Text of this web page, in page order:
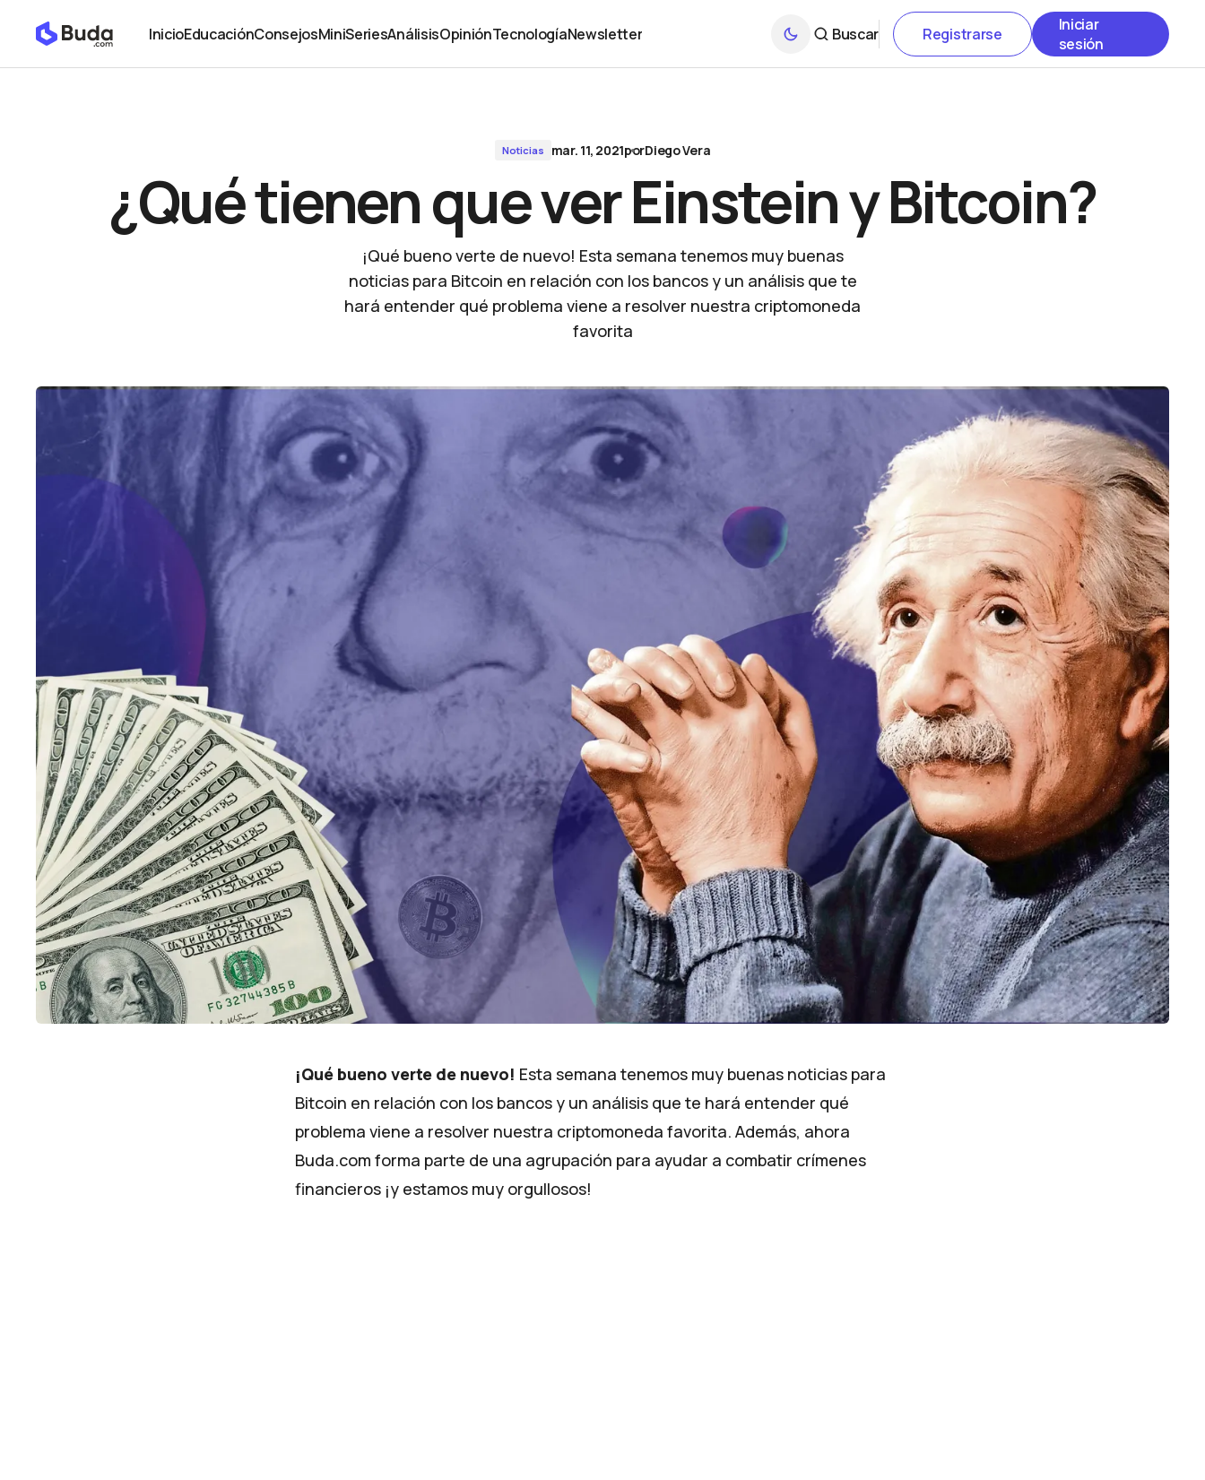
InicioEducaciónConsejosMiniSeriesAnálisisOpiniónTecnologíaNewsletter
Buscar Registrarse
Iniciar
sesión
Noticias ¿Qué tienen que ver Einstein y Bitcoin?
Noticias mar. 11, 2021porDiego Vera
¿Qué tienen que ver Einstein y Bitcoin?
¡Qué bueno verte de nuevo! Esta semana tenemos muy buenas
noticias para Bitcoin en relación con los bancos y un análisis que te
hará entender qué problema viene a resolver nuestra criptomoneda
favorita
¡Qué bueno verte de nuevo! Esta semana tenemos muy buenas noticias para
Bitcoin en relación con los bancos y un análisis que te hará entender qué
problema viene a resolver nuestra criptomoneda favorita. Además, ahora
Buda.com forma parte de una agrupación para ayudar a combatir crímenes
financieros ¡y estamos muy orgullosos!